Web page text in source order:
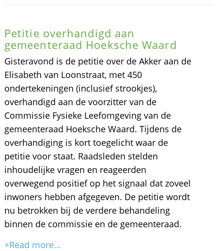
Petitie overhandigd aan
gemeenteraad Hoeksche Waard
Gisteravond is de petitie over de Akker aan de
Elisabeth van Loonstraat, met 450
ondertekeningen (inclusief strookjes),
overhandigd aan de voorzitter van de
Commissie Fysieke Leefomgeving van de
gemeenteraad Hoeksche Waard. Tijdens de
overhandiging is kort toegelicht waar de
petitie voor staat. Raadsleden stelden
inhoudelijke vragen en reageerden
overwegend positief op het signaal dat zoveel
inwoners hebben afgegeven. De petitie wordt
nu betrokken bij de verdere behandeling
binnen de commissie en de gemeenteraad.
+Read more...